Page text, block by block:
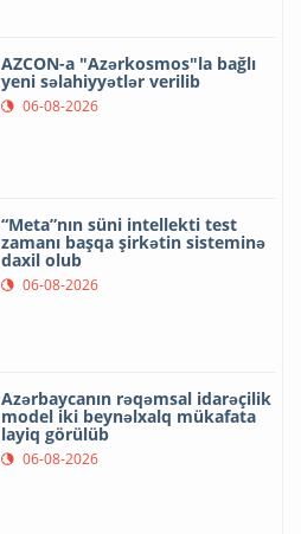
AZCON-a "Azərkosmos"la bağlı
yeni səlahiyyətlər verilib
06-08-2026
“Meta”nın süni intellekti test
zamanı başqa şirkətin sisteminə
daxil olub
06-08-2026
Azərbaycanın rəqəmsal idarəçilik
model iki beynəlxalq mükafata
layiq görülüb
06-08-2026